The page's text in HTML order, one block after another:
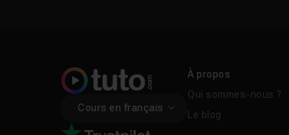
Cours en français
À propos
Qui sommes-nous ?
Le blog